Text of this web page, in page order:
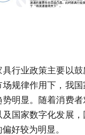
行业政策主要以
场规律作用下，我
明显。随着消费
及国家数字化发展
好较为明显。